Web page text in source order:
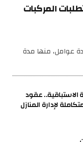
المركبات
عوامل، منها مدة
الاستباقية.. عقود
لإدارة المنازل